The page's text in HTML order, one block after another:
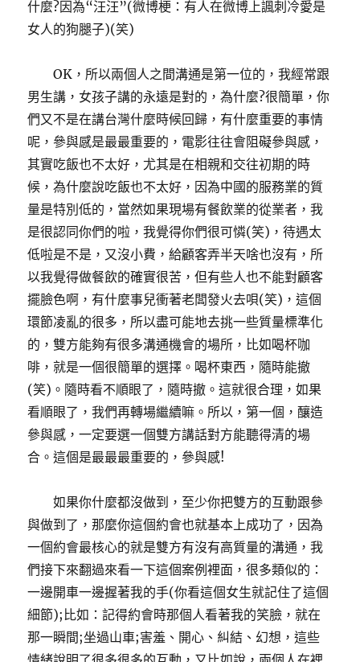
什麼?因為“汪汪”(微博梗：有人在微博上諷刺冷愛是
女人的狗腿子)(笑)
OK，所以兩個人之間溝通是第一位的，我經常跟
男生講，女孩子講的永遠是對的，為什麼?很簡單，你
們又不是在講台灣什麼時候回歸，有什麼重要的事情
呢，參與感是最最重要的，電影往往會阻礙參與感，
其實吃飯也不太好，尤其是在相親和交往初期的時
候，為什麼說吃飯也不太好，因為中國的服務業的質
量是特別低的，當然如果現場有餐飲業的從業者，我
是很認同你們的啦，我覺得你們很可憐(笑)，待遇太
低啦是不是，又沒小費，給顧客弄半天啥也沒有，所
以我覺得做餐飲的確實很苦，但有些人也不能對顧客
擺臉色啊，有什麼事兒衝著老闆發火去唄(笑)，這個
環節凌亂的很多，所以盡可能地去挑一些質量標準化
的，雙方能夠有很多溝通機會的場所，比如喝杯咖
啡，就是一個很簡單的選擇。喝杯東西，隨時能撤
(笑)。隨時看不順眼了，隨時撤。這就很合理，如果
看順眼了，我們再轉場繼續嘛。所以，第一個，釀造
參與感，一定要選一個雙方講話對方能聽得清的場
合。這個是最最最重要的，參與感!
如果你什麼都沒做到，至少你把雙方的互動跟參
與做到了，那麼你這個約會也就基本上成功了，因為
一個約會最核心的就是雙方有沒有高質量的溝通，我
們接下來翻過來看一下這個案例裡面，很多類似的：
一邊開車一邊握著我的手(你看這個女生就記住了這個
細節);比如：記得約會時那個人看著我的笑臉，就在
那一瞬間;坐過山車;害羞、開心、糾結、幻想，這些